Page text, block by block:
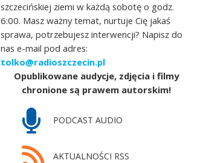
szczecińskiej ziemi w każdą sobotę o godz.
6:00. Masz ważny temat, nurtuje Cię jakaś
sprawa, potrzebujesz interwencji? Napisz do
nas e-mail pod adres:
tolko@radioszczecin.pl
Opublikowane audycje, zdjęcia i filmy
chronione są prawem autorskim!
PODCAST AUDIO
AKTUALNOŚCI RSS